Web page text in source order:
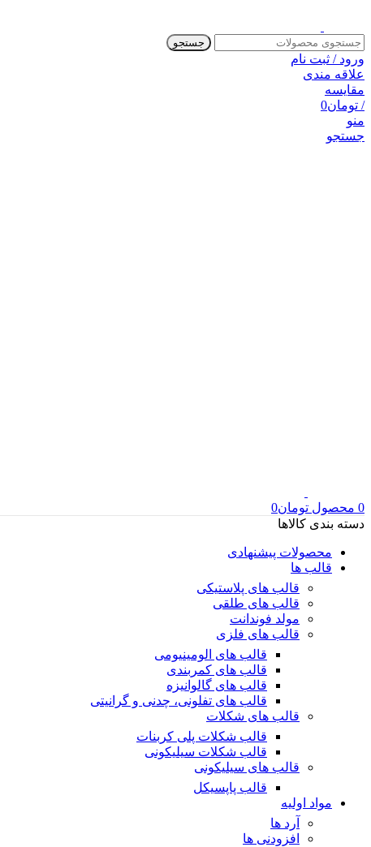
جستجو
ورود / ثبت نام
علاقه مندی
مقایسه
/ تومان0
منو
جستجو
0 محصول تومان0
دسته بندی کالاها
محصولات پیشنهادی
قالب ها
قالب های پلاستیکی
قالب های طلقی
مولد فوندانت
قالب های فلزی
قالب های الومینیومی
قالب های کمربندی
قالب های گالوانیزه
قالب های تفلونی، چدنی و گرانیتی
قالب های شکلات
قالب شکلات پلی کربنات
قالب شکلات سیلیکونی
قالب های سیلیکونی
قالب پاپسیکل
مواد اولیه
آرد ها
افزودنی ها